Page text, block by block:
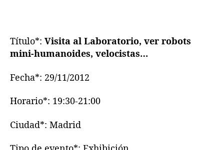
Título*: Visita al Laboratorio, ver robots
mini-humanoides, velocistas…
Fecha*: 29/11/2012
Horario*: 19:30-21:00
Ciudad*: Madrid